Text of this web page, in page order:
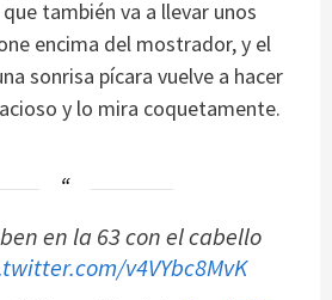
también va a llevar unos
encima del mostrador, y el
sonrisa pícara vuelve a hacer
y lo mira coquetamente.
en la 63 con el cabello
v4VYbc8MvK